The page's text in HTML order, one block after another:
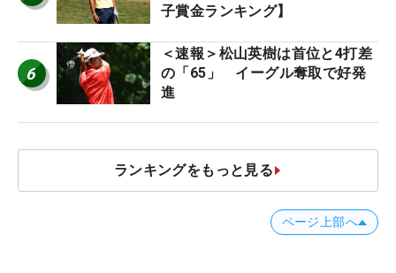
子賞金ランキング】
6
＜速報＞松山英樹は首位と4打差
の「65」 イーグル奪取で好発
進
ランキングをもっと見る
ページ上部へ